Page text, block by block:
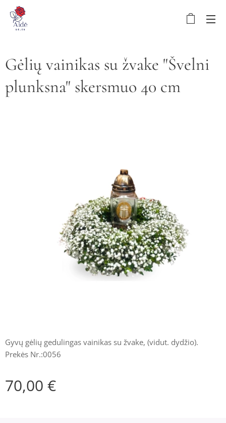
Gėlių vainikas su žvake "Švelni
plunksna" skersmuo 40 cm
Gyvų gėlių gedulingas vainikas su žvake, (vidut. dydžio).
Prekės Nr.:0056
70,00 €